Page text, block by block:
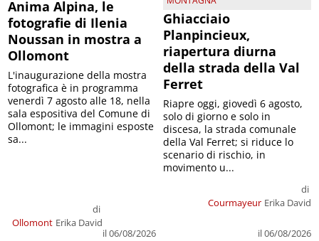
Anima Alpina, le
fotografie di Ilenia
Noussan in mostra a
Ollomont
Ollomont
di
Erika David
il 06/08/2026
L'inaugurazione della mostra
fotografica è in programma
venerdì 7 agosto alle 18, nella
sala espositiva del Comune di
Ollomont; le immagini esposte
sa...
Ghiacciaio
Planpincieux,
riapertura diurna
della strada della Val
Ferret
Courmayeur
di
Erika David
il 06/08/2026
Riapre oggi, giovedì 6 agosto,
solo di giorno e solo in
discesa, la strada comunale
della Val Ferret; si riduce lo
scenario di rischio, in
movimento u...